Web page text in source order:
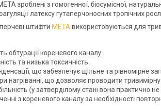
зроблені з гомогенної, біосумісної,
латексу гутаперчоносних тропічних
штифти META використовуються для
обтурації кореневого каналу.
та низька токсичність.
що забезпечує щільне та рівномірне
нагріванні, що дозволяє проводити
(у затверділому стані вона практично не
з кореневого каналу за необхідності